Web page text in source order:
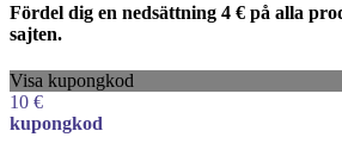
Fördel dig en nedsättning 4 € på alla
sajten.
Visa kupongkod
10 €
kupongkod